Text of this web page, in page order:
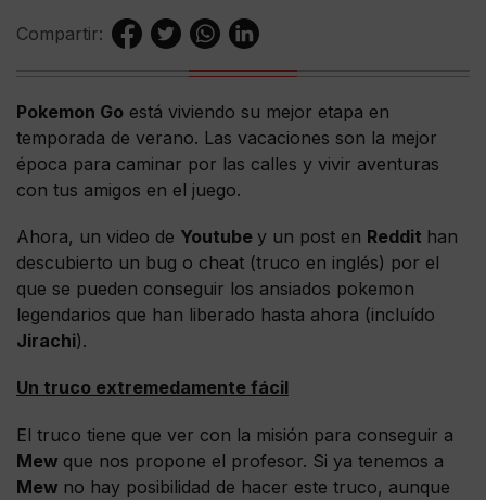
Compartir:
Pokemon Go está viviendo su mejor etapa en
temporada de verano. Las vacaciones son la mejor
época para caminar por las calles y vivir aventuras
con tus amigos en el juego.
Ahora, un video de Youtube y un post en Reddit han
descubierto un bug o cheat (truco en inglés) por el
que se pueden conseguir los ansiados pokemon
legendarios que han liberado hasta ahora (incluído
Jirachi).
Un truco extremedamente fácil
El truco tiene que ver con la misión para conseguir a
Mew que nos propone el profesor. Si ya tenemos a
Mew no hay posibilidad de hacer este truco, aunque